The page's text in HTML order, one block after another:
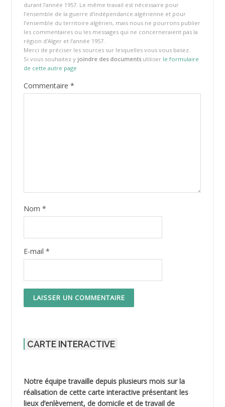
durant l’année 1957. Le même travail est nécessaire pour
l’ensemble de la guerre d’indépendance algérienne et pour
l’ensemble du territoire algérien, mais nous ne pourrons publier
les commentaires ou les messages qui ne concerneraient pas la
région d’Alger et l’année 1957.
Merci de préciser les sources sur lesquelles vous vous basez.
Si vous souhaitez y joindre des documentsutiliser le formulaire
de cette autre page
Commentaire *
Nom *
E-mail *
CARTE INTERACTIVE
Notre équipe travaille depuis plusieurs mois sur la
réalisation de cette carte interactive présentant les
lieux d’enlèvement, de domicile et de travail de